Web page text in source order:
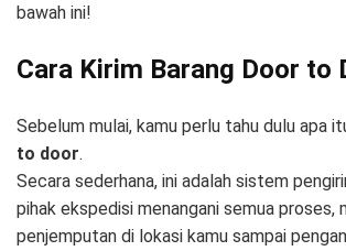
bawah ini!
Cara Kirim Barang Door to
Sebelum mulai, kamu perlu tahu dulu apa
to door.
Secara sederhana, ini adalah sistem
pihak ekspedisi menangani semua proses,
penjemputan di lokasi kamu sampai